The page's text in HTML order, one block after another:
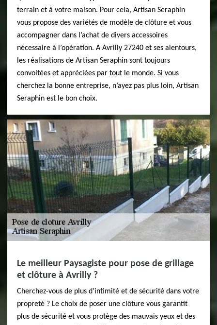
terrain et à votre maison. Pour cela, Artisan Seraphin
vous propose des variétés de modèle de clôture et vous
accompagner dans l’achat de divers accessoires
nécessaire à l’opération. A Avrilly 27240 et ses alentours,
les réalisations de Artisan Seraphin sont toujours
convoitées et appréciées par tout le monde. Si vous
cherchez la bonne entreprise, n’ayez pas plus loin, Artisan
Seraphin est le bon choix.
Le meilleur Paysagiste pour pose de grillage
et clôture à Avrilly ?
Cherchez-vous de plus d’intimité et de sécurité dans votre
propreté ? Le choix de poser une clôture vous garantit
plus de sécurité et vous protège des mauvais yeux et des